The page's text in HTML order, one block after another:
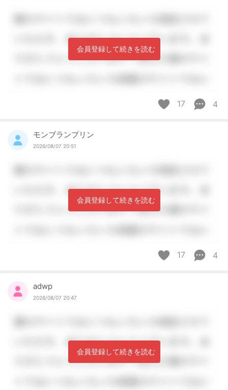
会員登録して続きを読む
17 4
モンブランプリン
2026/08/07 20:51
会員登録して続きを読む
17 4
adwp
2026/08/07 20:47
会員登録して続きを読む